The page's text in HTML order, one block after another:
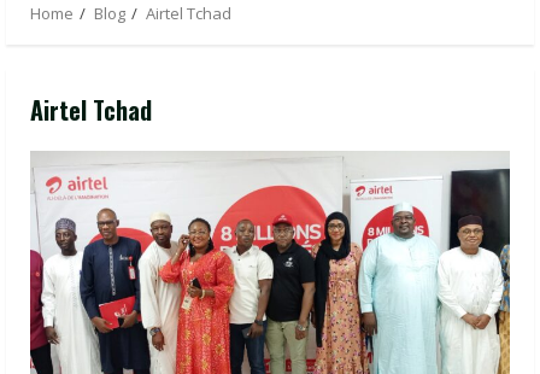
Home Blog Airtel Tchad
Airtel Tchad